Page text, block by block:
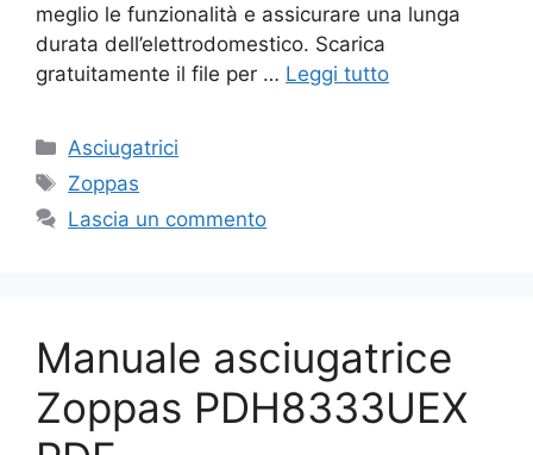
meglio le funzionalità e assicurare una lunga
durata dell’elettrodomestico. Scarica
gratuitamente il file per … Leggi tutto
Categorie
Asciugatrici
Tag
Zoppas
Lascia un commento
Manuale asciugatrice
Zoppas PDH8333UEX